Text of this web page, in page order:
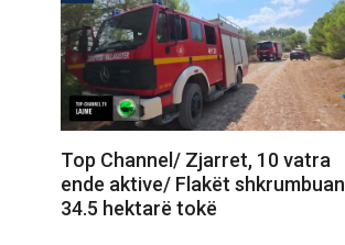
Top Channel/ Zjarret, 10 vatra
ende aktive/ Flakët shkrumbuan
34.5 hektarë tokë